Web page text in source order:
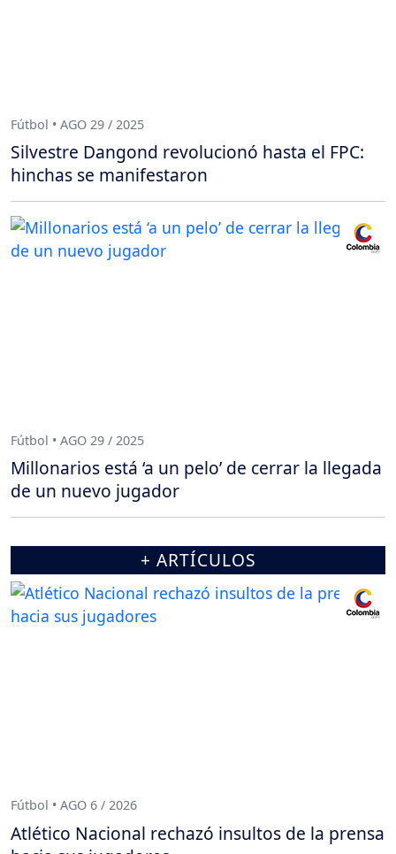
Fútbol • AGO 29 / 2025
Silvestre Dangond revolucionó hasta el FPC:
hinchas se manifestaron
Fútbol • AGO 29 / 2025
Millonarios está ‘a un pelo’ de cerrar la llegada
de un nuevo jugador
+ ARTÍCULOS
Fútbol • AGO 6 / 2026
Atlético Nacional rechazó insultos de la prensa